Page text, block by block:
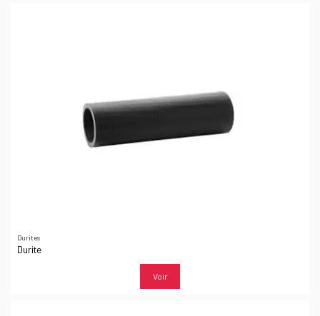
Durites
Durite
Voir